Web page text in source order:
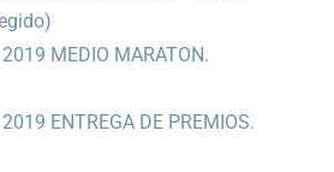
MEDIO MARATON.
ENTREGA DE PREMIOS.